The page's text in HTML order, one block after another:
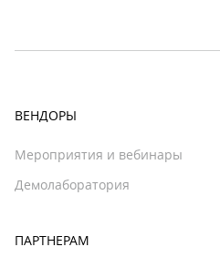
ВЕНДОРЫ
Мероприятия и вебинары
Демолаборатория
ПАРТНЕРАМ